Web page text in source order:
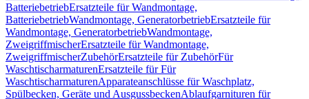
BatteriebetriebErsatzteile für Wandmontage,
BatteriebetriebWandmontage, GeneratorbetriebErsatzteile für
Wandmontage, GeneratorbetriebWandmontage,
ZweigriffmischerErsatzteile für Wandmontage,
ZweigriffmischerZubehörErsatzteile für ZubehörFür
WaschtischarmaturenErsatzteile für Für
WaschtischarmaturenApparateanschlüsse für Waschplatz,
Spülbecken, Geräte und AusgussbeckenAblaufgarnituren für